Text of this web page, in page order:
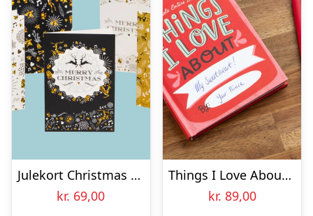
Julekort Christmas – 10-pak
kr. 69,00
Things I Love About You Udfyld-selv-bog
kr. 89,00